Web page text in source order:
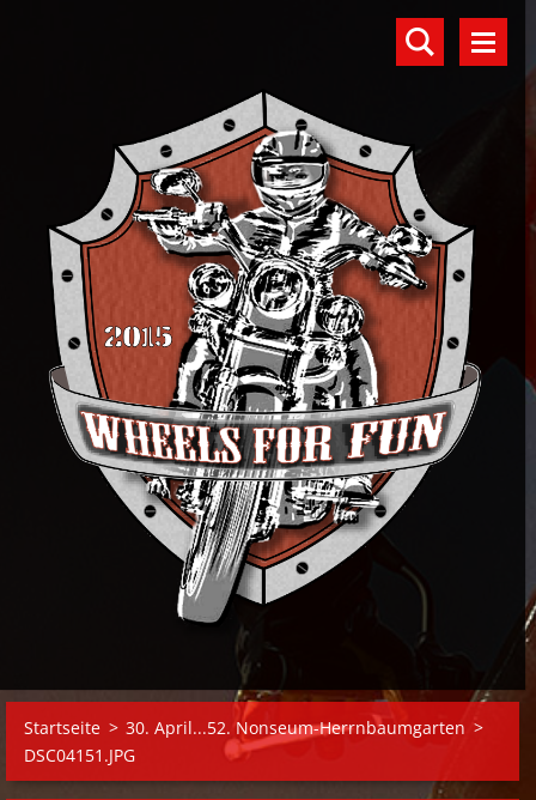
Startseite > 30. April...52. Nonseum-Herrnbaumgarten >
DSC04151.JPG